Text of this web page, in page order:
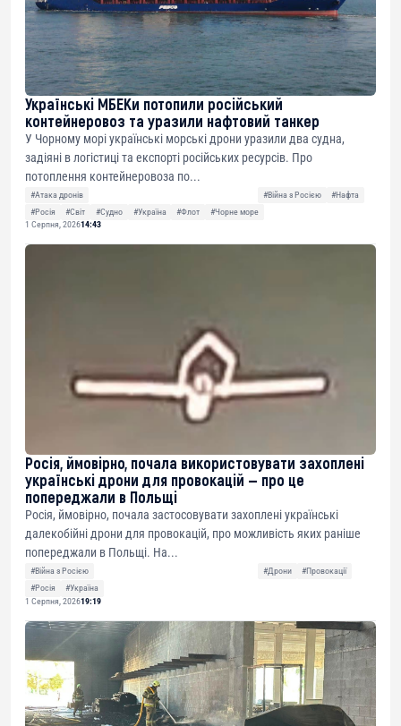
Українські МБЕКи потопили російський
контейнеровоз та уразили нафтовий танкер
У Чорному морі українські морські дрони уразили два судна,
задіяні в логістиці та експорті російських ресурсів. Про
потоплення контейнеровоза по...
#Атака дронів #Війна з Росією
#Нафта
#Росія
#Світ #Судно #Україна #Флот
#Чорне море
1 Серпня, 202614:43
Росія, ймовірно, почала використовувати захоплені
українські дрони для провокацій — про це
попереджали в Польщі
Росія, ймовірно, почала застосовувати захоплені українські
далекобійні дрони для провокацій, про можливість яких раніше
попереджали в Польщі. На...
#Війна з Росією #Дрони
#Провокації
#Росія
#Україна
1 Серпня, 202619:19